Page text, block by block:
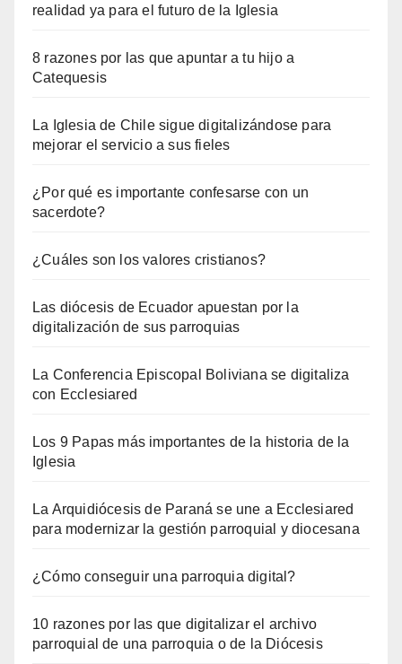
realidad ya para el futuro de la Iglesia
8 razones por las que apuntar a tu hijo a
Catequesis
La Iglesia de Chile sigue digitalizándose para
mejorar el servicio a sus fieles
¿Por qué es importante confesarse con un
sacerdote?
¿Cuáles son los valores cristianos?
Las diócesis de Ecuador apuestan por la
digitalización de sus parroquias
La Conferencia Episcopal Boliviana se digitaliza
con Ecclesiared
Los 9 Papas más importantes de la historia de la
Iglesia
La Arquidiócesis de Paraná se une a Ecclesiared
para modernizar la gestión parroquial y diocesana
¿Cómo conseguir una parroquia digital?
10 razones por las que digitalizar el archivo
parroquial de una parroquia o de la Diócesis